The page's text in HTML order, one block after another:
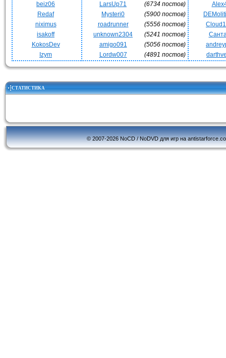
beiz06
Redaf
niximus
isakoff
KokosDev
Izym
LarsUp71
(6734 постов)
Mysteri0
(5900 постов)
roadrunner
(5556 постов)
unknown2304
(5241 постов)
amigo091
(5056 постов)
Lordw007
(4891 постов)
СТАТИСТИКА
© 2007-2026 NoCD / NoDVD для игр на